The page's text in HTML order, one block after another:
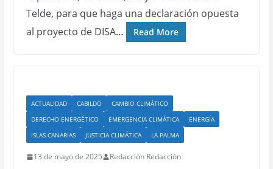
Telde, para que haga una declaración opuesta
al proyecto de DISA…
Read More
ACTUALIDAD CABILDO
CAMBIO CLIMÁTICO
DERECHO ENERGÉTICO
EMERGENCIA CLIMÁTICA
ENERGÍA
ISLAS CANARIAS
JUSTICIA CLIMÁTICA LA PALMA
13 de mayo de 2025 Redacción Redacción